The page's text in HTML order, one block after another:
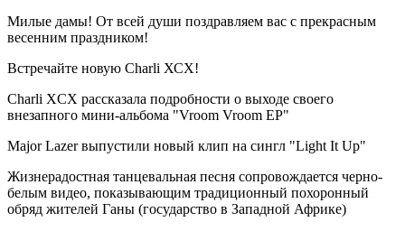
Милые дамы! От всей души поздравляем вас с прекрасным
весенним праздником!
Встречайте новую Charli ХСХ!
Charli XCX рассказала подробности о выходе своего
внезапного мини-альбома "Vroom Vroom EP"
Major Lazer выпустили новый клип на сингл "Light It Up"
Жизнерадостная танцевальная песня сопровождается черно-
белым видео, показывающим традиционный похоронный
обряд жителей Ганы (государство в Западной Африке)